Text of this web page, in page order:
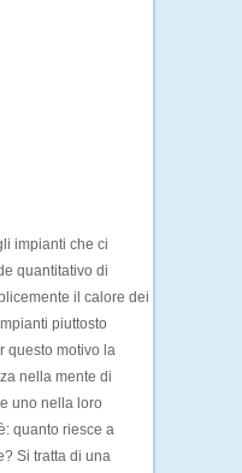
impianti che ci
quantitativo di
il calore dei
piuttosto
questo motivo la
nella mente di
uno nella loro
quanto riesce a
Si tratta di una